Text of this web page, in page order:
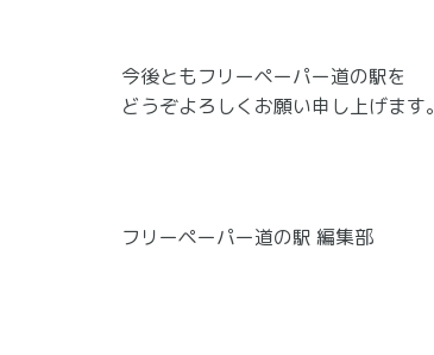
今後ともフリーペーパー道の駅を
どうぞよろしくお願い申し上げます。
フリーペーパー道の駅 編集部